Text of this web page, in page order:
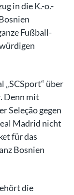
in die K.-o.-
Fußball-
„SCSport“ über
Denn mit
Seleção gegen
Madrid nicht
für das
Bosnien
die